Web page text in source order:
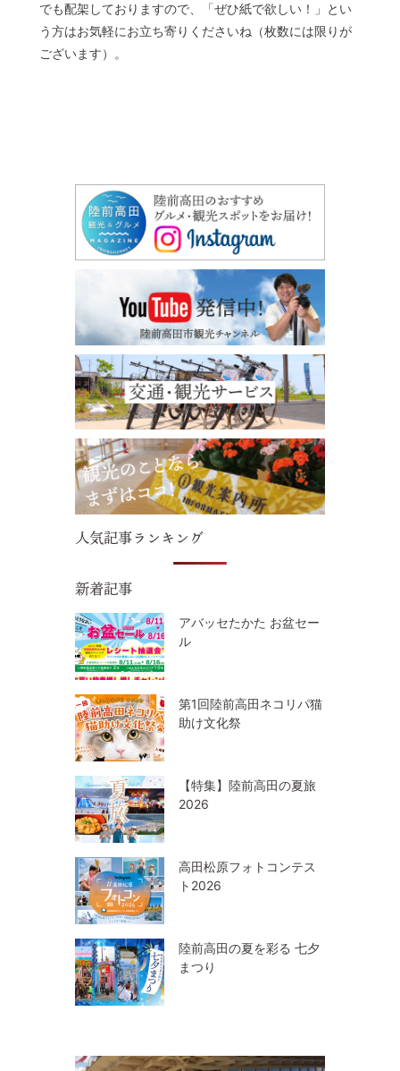
でも配架しておりますので、「ぜひ紙で欲しい！」とい
う方はお気軽にお立ち寄りくださいね（枚数には限りが
ございます）。
人気記事ランキング
新着記事
アバッセたかた お盆セー
ル
第1回陸前高田ネコリパ猫
助け文化祭
【特集】陸前高田の夏旅
2026
高田松原フォトコンテス
ト2026
陸前高田の夏を彩る 七夕
まつり